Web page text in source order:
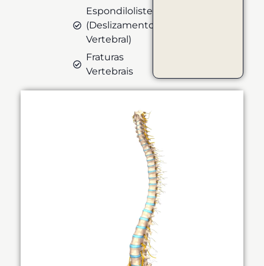
Espondilolistese
(Deslizamento
Vertebral)
Fraturas
Vertebrais